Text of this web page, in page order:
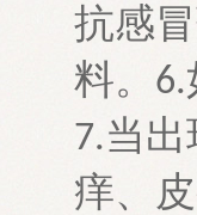
抗感
料。 6.
7.当
痒、